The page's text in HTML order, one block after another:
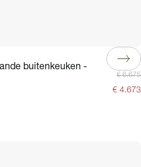
buitenkeuken -
€ 6.675
€ 4.673